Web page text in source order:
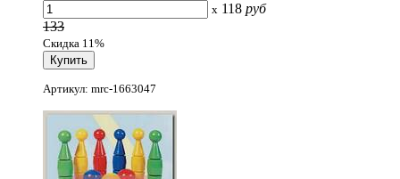
x 118 руб
133
Скидка 11%
Артикул: mrc-1663047